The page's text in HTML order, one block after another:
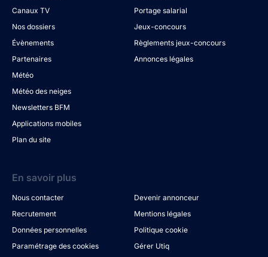
Canaux TV
Nos dossiers
Évènements
Partenaires
Météo
Météo des neiges
Newsletters BFM
Applications mobiles
Plan du site
Portage salarial
Jeux-concours
Règlements jeux-concours
Annonces légales
En savoir plus
Nous contacter
Devenir annonceur
Recrutement
Mentions légales
Données personnelles
Politique cookie
Paramétrage des cookies
Gérer Utiq